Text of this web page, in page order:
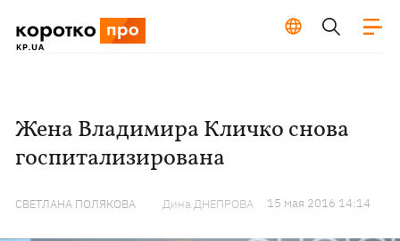
Жена Владимира Кличко снова
госпитализирована
СВЕТЛАНА ПОЛЯКОВА Дина ДНЕПРОВА 15 мая 2016 14:14